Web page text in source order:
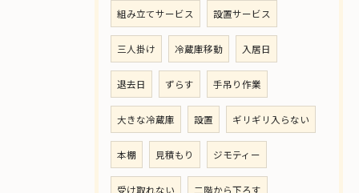
組み立てサービス 設置サービス
三人掛け 冷蔵庫移動 入居日
退去日 ずらす 手吊り作業
大きな冷蔵庫 設置 ギリギリ入らない
本棚 見積もり ジモティー
受け取れない 二階から下ろす